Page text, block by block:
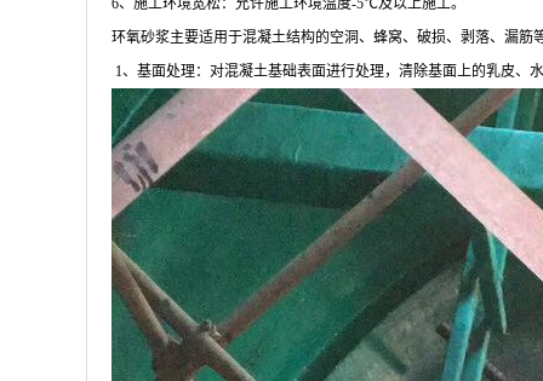
6、施工环境宽松：允许施工环境温度-5℃及以上施工。
环氧砂浆主要适用于混凝土结构的空洞、蜂窝、破损、剥落、漏
1、基面处理：对混凝土基础表面进行处理，清除基面上的乳皮